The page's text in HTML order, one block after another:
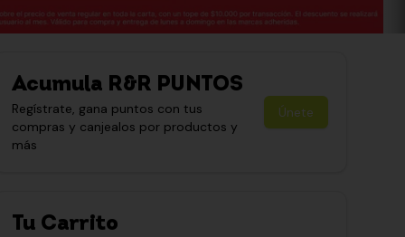
Acumula R&R PUNTOS
Regístrate, gana puntos con tus
compras y canjealos por productos y
más
Únete
Tu Carrito